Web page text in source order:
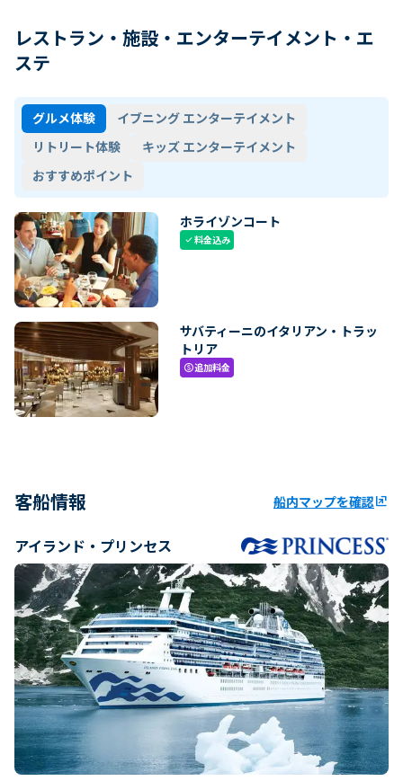
レストラン・施設・エンターテイメント・エ
ステ
グルメ体験
イブニング エンターテイメント
リトリート体験
キッズ エンターテイメント
おすすめポイント
ホライゾンコート
check料金込み
サバティーニのイタリアン・トラッ
トリア
paid追加料金
客船情報 船内マップを確認ungroup
アイランド・プリンセス